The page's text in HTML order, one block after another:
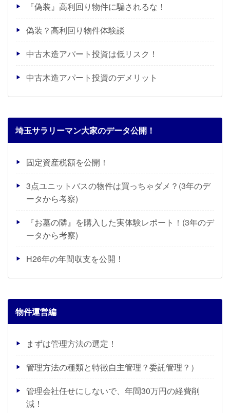
『偽装』高利回り物件に騙されるな！
偽装？高利回り物件体験談
中古木造アパート投資は低リスク！
中古木造アパート投資のデメリット
埼玉サラリーマン大家のデータ公開！
固定資産税額を公開！
3点ユニットバスの物件は買っちゃダメ？(3年のデ
ータから考察)
『お墓の隣』を購入した実体験レポート！(3年のデ
ータから考察)
H26年の年間収支を公開！
物件運営編
まずは管理方法の選定！
管理方法の種類と特徴自主管理？委託管理？）
管理会社任せにしないで、年間30万円の経費削
減！